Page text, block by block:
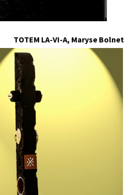
TOTEM LA-VI-A, Maryse Bolnet